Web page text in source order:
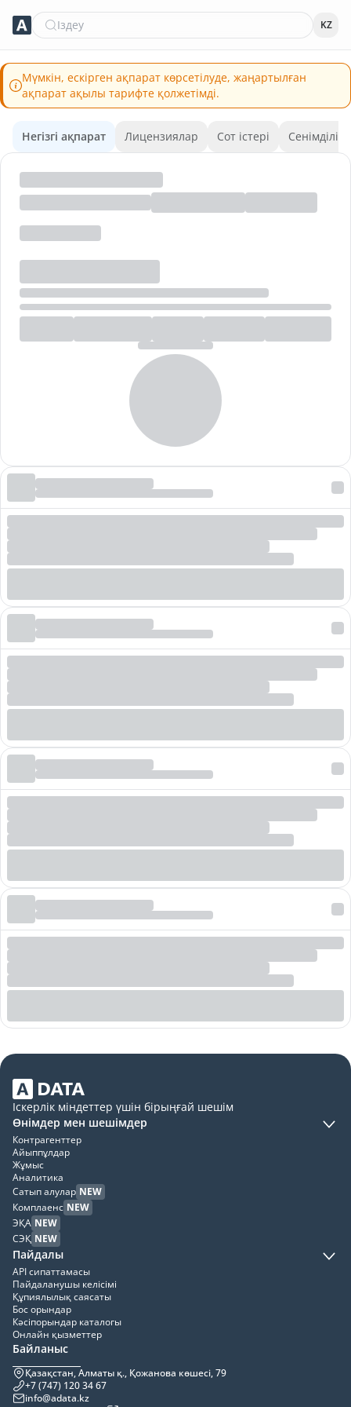
Іздеу KZ
Мүмкін, ескірген ақпарат көрсетілуде, жаңартылған
ақпарат ақылы тарифте қолжетімді.
Негізгі ақпарат Лицензиялар Сот істері Сенімділік
Іскерлік міндеттер үшін бірыңғай шешім
Өнімдер мен шешімдер
Контрагенттер
Айыппұлдар
Жұмыс
Аналитика
Сатып алулар NEW
Комплаенс NEW
ЭҚА NEW
СЭҚ NEW
Пайдалы
API сипаттамасы
Пайдаланушы келісімі
Құпиялылық саясаты
Бос орындар
Кәсіпорындар каталогы
Онлайн қызметтер
Байланыс
Қазақстан, Алматы қ., Қожанова көшесі, 79
+7 (747) 120 34 67
info@adata.kz